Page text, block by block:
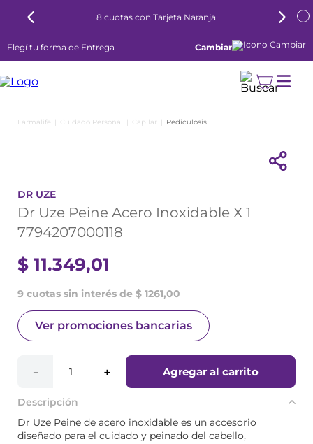
8 cuotas con Tarjeta Naranja
Elegí tu forma de Entrega Cambiar
Cuidado Personal Capilar Pediculosis
DR UZE
Dr Uze Peine Acero Inoxidable X 1
7794207000118
$ 11.349,01
9 cuotas sin interés de $ 1261,00
Ver promociones bancarias
＋
－ Agregar al carrito
Descripción
Dr Uze Peine de acero inoxidable es un accesorio
diseñado para el cuidado y peinado del cabello,